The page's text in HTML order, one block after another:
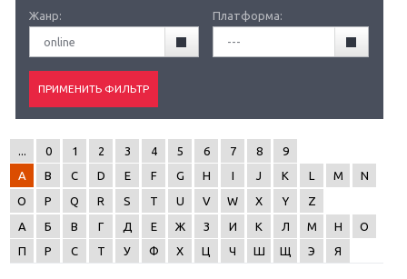
Жанр:
online
Платформа:
---
0 1 2 3 4 5 6 7 8
9
A
B C D E F G H I J K L M
N
O
P Q R S T U V W X Y
Z
А
Б В Г Д Е Ж З И К Л М Н
О
П
Р С Т У Ф Х Ц Ч Ш Щ Э Я